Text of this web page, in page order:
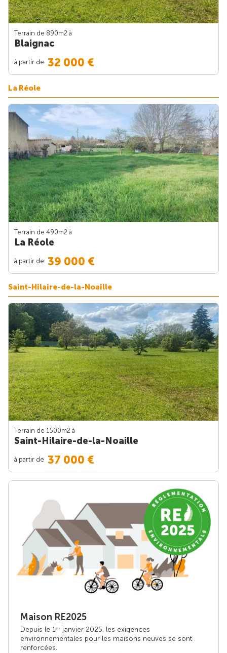
Terrain de 890m2 à
Blaignac
à partir de 32 000 €
La Réole
Terrain de 490m2 à
La Réole
à partir de 39 000 €
Saint-Hilaire-de-la-Noaille
Terrain de 1500m2 à
Saint-Hilaire-de-la-Noaille
à partir de 37 000 €
Maison RE2025
Depuis le 1er janvier 2025, les exigences
environnementales pour les maisons neuves se sont
renforcées.